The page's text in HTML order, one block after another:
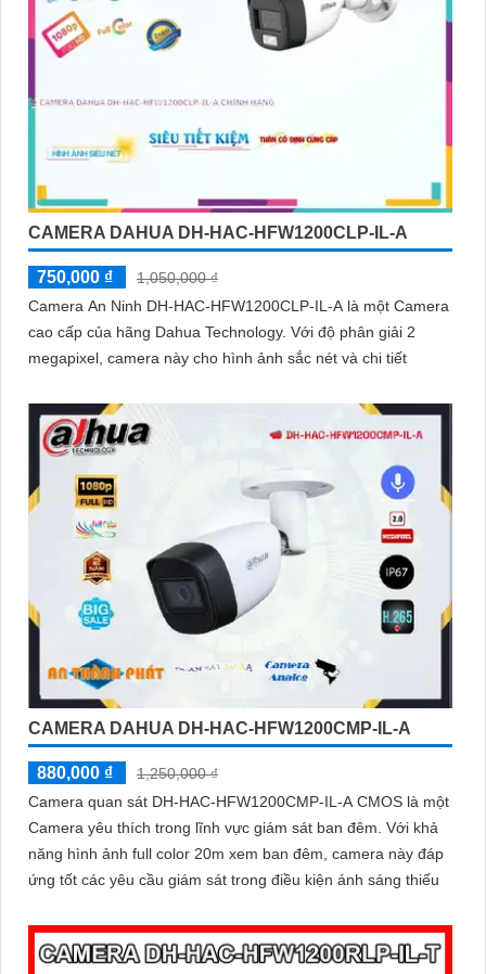
CAMERA DAHUA DH-HAC-HFW1200CLP-IL-A
750,000 ₫
1,050,000 ₫
Camera An Ninh DH-HAC-HFW1200CLP-IL-A là một Camera
cao cấp của hãng Dahua Technology. Với độ phân giải 2
megapixel, camera này cho hình ảnh sắc nét và chi tiết
CAMERA DAHUA DH-HAC-HFW1200CMP-IL-A
880,000 ₫
1,250,000 ₫
Camera quan sát DH-HAC-HFW1200CMP-IL-A CMOS là một
Camera yêu thích trong lĩnh vực giám sát ban đêm. Với khả
năng hình ảnh full color 20m xem ban đêm, camera này đáp
ứng tốt các yêu cầu giám sát trong điều kiện ánh sáng thiếu